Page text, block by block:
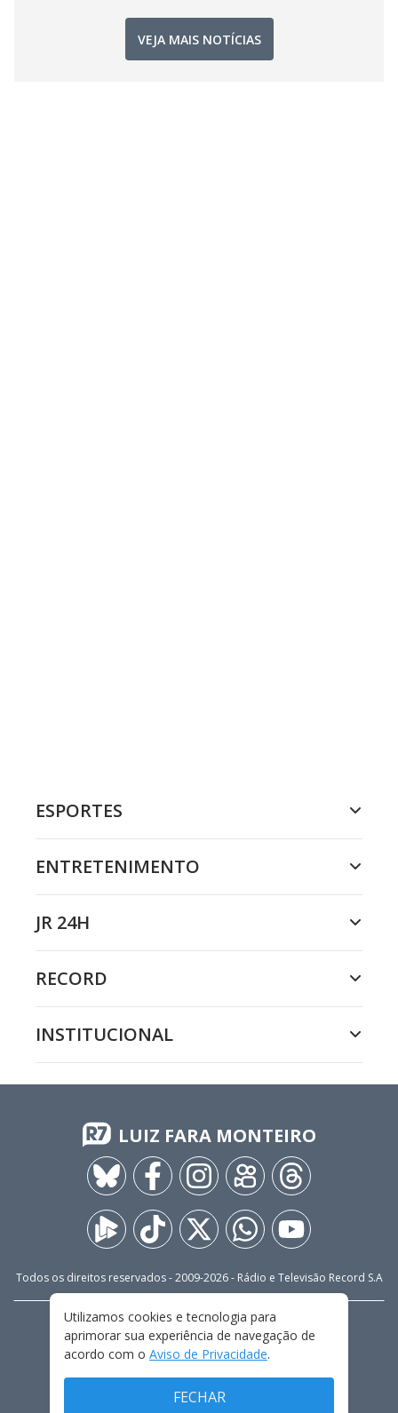
VEJA MAIS NOTÍCIAS
ESPORTES
ENTRETENIMENTO
JR 24H
RECORD
INSTITUCIONAL
LUIZ FARA MONTEIRO
Todos os direitos reservados - 2009-2026- Rádio e Televisão Record S.A
FALE CONOSCO
PRIVACIDADE
TERMOS E CONDIÇÕES DE USO
Utilizamos cookies e tecnologia para
aprimorar sua experiência de navegação de
acordo com o Aviso de Privacidade.
FECHAR